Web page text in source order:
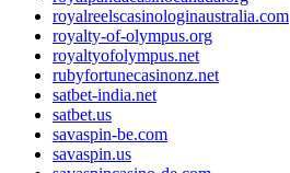
royalreelscasinologinaustralia.com
royalty-of-olympus.org
royaltyofolympus.net
rubyfortunecasinonz.net
satbet-india.net
satbet.us
savaspin-be.com
savaspin.us